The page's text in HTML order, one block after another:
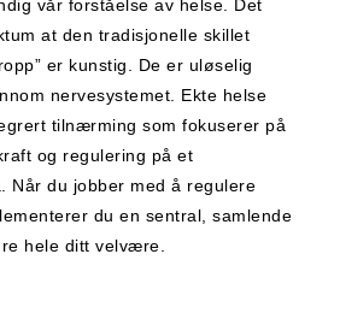
vår forståelse av helse. Det
at den tradisjonelle skillet
er kunstig. De er uløselig
nervesystemet. Ekte helse
tilnærming som fokuserer på
og regulering på et
Når du jobber med å regulere
du en sentral, samlende
hele ditt velvære.